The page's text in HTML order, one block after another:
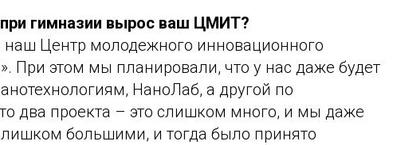
гимназии вырос ваш ЦМИТ?
наш Центр молодежного инновационного
При этом мы планировали, что у нас даже будет
НаноЛаб, а другой по
два проекта – это слишком много, и мы даже
большими, и тогда было принято